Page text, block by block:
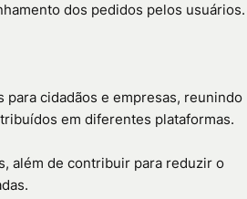
dos pedidos pelos usuários.
para cidadãos e empresas, reunindo
em diferentes plataformas.
além de contribuir para reduzir o